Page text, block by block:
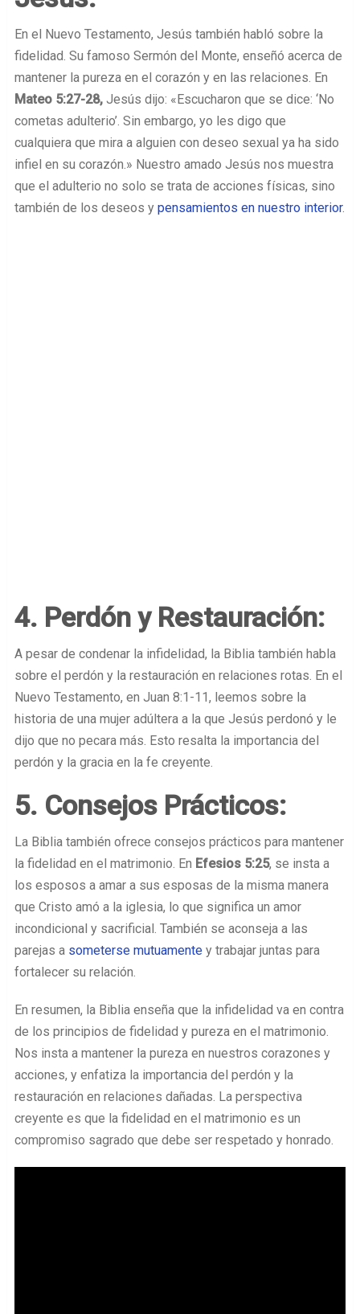
En el Nuevo Testamento, Jesús también habló sobre la
fidelidad. Su famoso Sermón del Monte, enseñó acerca de
mantener la pureza en el corazón y en las relaciones. En
Mateo 5:27-28,Jesús dijo: «Escucharon que se dice: ‘No
cometas adulterio’. Sin embargo, yo les digo que
cualquiera que mira a alguien con deseo sexual ya ha sido
infiel en su corazón.» Nuestro amado Jesús nos muestra
que el adulterio no solo se trata de acciones físicas, sino
también de los deseos y pensamientos en nuestro interior.
4. Perdón y Restauración:
A pesar de condenar la infidelidad, la Biblia también habla
sobre el perdón y la restauración en relaciones rotas. En el
Nuevo Testamento, en Juan 8:1-11, leemos sobre la
historia de una mujer adúltera a la que Jesús perdonó y le
dijo que no pecara más. Esto resalta la importancia del
perdón y la gracia en la fe creyente.
5. Consejos Prácticos:
La Biblia también ofrece consejos prácticos para mantener
la fidelidad en el matrimonio. En Efesios 5:25, se insta a
los esposos a amar a sus esposas de la misma manera
que Cristo amó a la iglesia, lo que significa un amor
incondicional y sacrificial. También se aconseja a las
parejas asometerse mutuamentey trabajar juntas para
fortalecer su relación.
En resumen, la Biblia enseña que la infidelidad va en contra
de los principios de fidelidad y pureza en el matrimonio.
Nos insta a mantener la pureza en nuestros corazones y
acciones, y enfatiza la importancia del perdón y la
restauración en relaciones dañadas. La perspectiva
creyente es que la fidelidad en el matrimonio es un
compromiso sagrado que debe ser respetado y honrado.